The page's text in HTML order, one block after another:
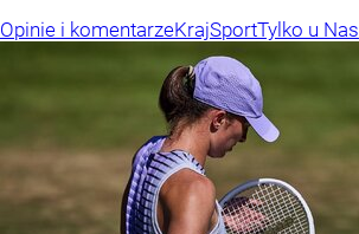
Opinie i komentarzeKrajSportTylko u Nas